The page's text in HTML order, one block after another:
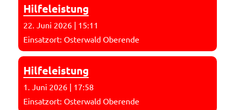
Hilfeleistung
22. Juni 2026 | 15:11
Einsatzort: Osterwald Oberende
Hilfeleistung
1. Juni 2026 | 17:58
Einsatzort: Osterwald Oberende